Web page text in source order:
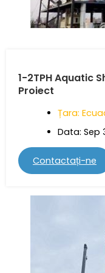
1-2TPH Aquatic
Proiect
Țara:
Data: Sep
Contactați-ne